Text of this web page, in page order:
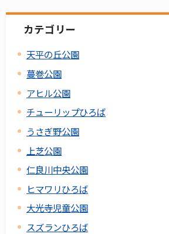
カテゴリー
天平の丘公園
蔓巻公園
アヒル公園
チューリップひろば
うさぎ野公園
上芝公園
仁良川中央公園
ヒマワリひろば
大光寺児童公園
スズランひろば